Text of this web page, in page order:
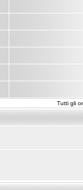
Tutti gli